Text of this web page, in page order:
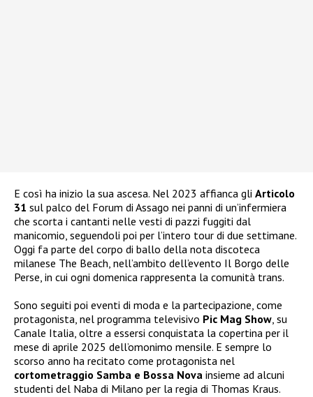
E così ha inizio la sua ascesa. Nel 2023 affianca gli Articolo
31 sul palco del Forum di Assago nei panni di un’infermiera
che scorta i cantanti nelle vesti di pazzi fuggiti dal
manicomio, seguendoli poi per l’intero tour di due settimane.
Oggi fa parte del corpo di ballo della nota discoteca
milanese The Beach, nell’ambito dell’evento Il Borgo delle
Perse, in cui ogni domenica rappresenta la comunità trans.
Sono seguiti poi eventi di moda e la partecipazione, come
protagonista, nel programma televisivo Pic Mag Show, su
Canale Italia, oltre a essersi conquistata la copertina per il
mese di aprile 2025 dell’omonimo mensile. E sempre lo
scorso anno ha recitato come protagonista nel
cortometraggio Samba e Bossa Nova insieme ad alcuni
studenti del Naba di Milano per la regia di Thomas Kraus.